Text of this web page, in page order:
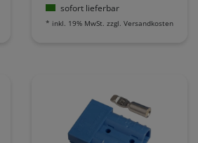
sofort lieferbar
* inkl. 19% MwSt. zzgl. Versandkosten